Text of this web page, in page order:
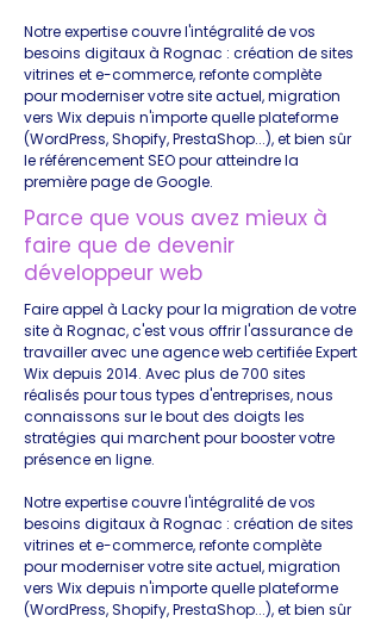
Notre expertise couvre l'intégralité de vos
besoins digitaux à Rognac : création de sites
vitrines et e-commerce, refonte complète
pour moderniser votre site actuel, migration
vers Wix depuis n'importe quelle plateforme
(WordPress, Shopify, PrestaShop...), et bien sûr
le référencement SEO pour atteindre la
première page de Google.
Parce que vous avez mieux à
faire que de devenir
développeur web
Faire appel à Lacky pour la migration de votre
site à Rognac, c'est vous offrir l'assurance de
travailler avec une agence web certifiée Expert
Wix depuis 2014. Avec plus de 700 sites
réalisés pour tous types d'entreprises, nous
connaissons sur le bout des doigts les
stratégies qui marchent pour booster votre
présence en ligne.
Notre expertise couvre l'intégralité de vos
besoins digitaux à Rognac : création de sites
vitrines et e-commerce, refonte complète
pour moderniser votre site actuel, migration
vers Wix depuis n'importe quelle plateforme
(WordPress, Shopify, PrestaShop...), et bien sûr